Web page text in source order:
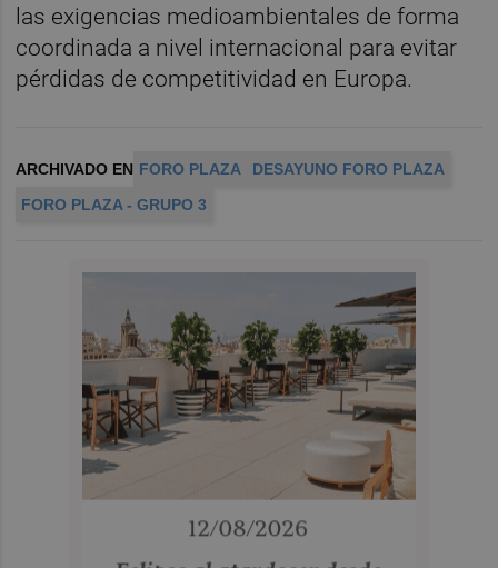
las exigencias medioambientales de forma
coordinada a nivel internacional para evitar
pérdidas de competitividad en Europa.
ARCHIVADO EN FORO PLAZA
DESAYUNO FORO PLAZA
FORO PLAZA - GRUPO 3